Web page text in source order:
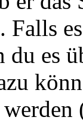
Falls
du es